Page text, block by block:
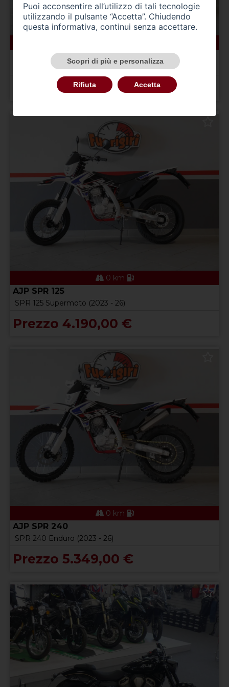
AJP SPR 125
SPR 125 Enduro (2023 - 26)
Prezzo 4.799,00 €
0 km
AJP SPR 125
SPR 125 Supermoto (2023 - 26)
Prezzo 4.190,00 €
0 km
AJP SPR 240
SPR 240 Enduro (2023 - 26)
Prezzo 5.349,00 €
Puoi acconsentire all’utilizzo di tali tecnologie
utilizzando il pulsante “Accetta”. Chiudendo
questa informativa, continui senza accettare.
Scopri di più e personalizza
Rifiuta Accetta